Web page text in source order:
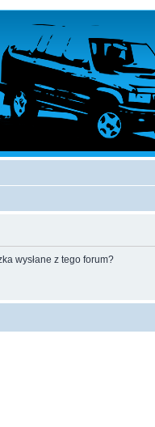
wysłane z tego forum?